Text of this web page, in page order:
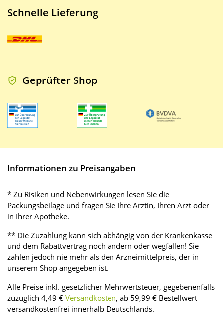
Schnelle Lieferung
Geprüfter Shop
Informationen zu Preisangaben
* Zu Risiken und Nebenwirkungen lesen Sie die
Packungsbeilage und fragen Sie Ihre Ärztin, Ihren Arzt oder
in Ihrer Apotheke.
** Die Zuzahlung kann sich abhängig von der Krankenkasse
und dem Rabattvertrag noch ändern oder wegfallen! Sie
zahlen jedoch nie mehr als den Arzneimittelpreis, der in
unserem Shop angegeben ist.
Alle Preise inkl. gesetzlicher Mehrwertsteuer, gegebenenfalls
zuzüglich 4,49 € Versandkosten, ab 59,99 € Bestellwert
versandkostenfrei innerhalb Deutschlands.